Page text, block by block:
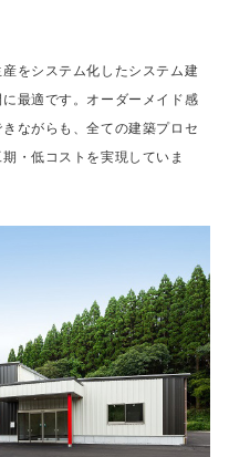
をシステム化したシステム建
最適です。オーダーメイド感
ながらも、全ての建築プロセ
・低コストを実現していま